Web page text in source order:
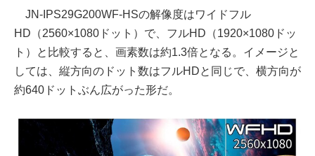
JN-IPS29G200WF-HSの解像度はワイドフル
HD（2560×1080ドット）で、フルHD（1920×1080ドッ
ト）と比較すると、画素数は約1.3倍となる。イメージと
しては、縦方向のドット数はフルHDと同じで、横方向が
約640ドットぶん広がった形だ。